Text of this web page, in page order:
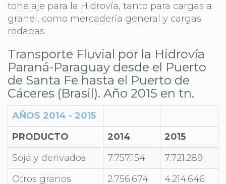
tonelaje para la Hidrovía, tanto para cargas a
granel, como mercadería general y cargas
rodadas.
Transporte Fluvial por la Hidrovía
Paraná-Paraguay desde el Puerto
de Santa Fe hasta el Puerto de
Cáceres (Brasil). Año 2015 en tn.
AÑOS 2014 - 2015
PRODUCTO
2014
2015
Soja y derivados
7.757.154
7.721.289
Otros granos
2.756.674
4.214.646